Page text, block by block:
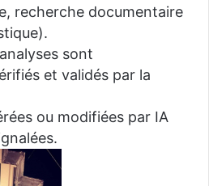
recherche documentaire
sont
et validés par la
ou modifiées par IA